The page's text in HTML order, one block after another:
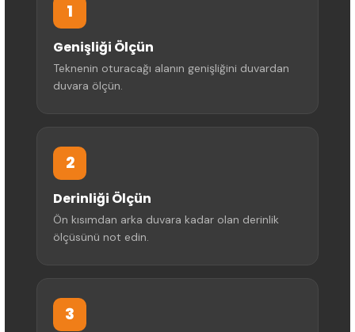
1
Genişliği Ölçün
Teknenin oturacağı alanın genişliğini duvardan
duvara ölçün.
2
Derinliği Ölçün
Ön kısımdan arka duvara kadar olan derinlik
ölçüsünü not edin.
3